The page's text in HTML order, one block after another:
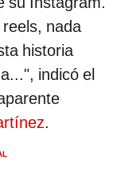
nada
historia
indicó el
.